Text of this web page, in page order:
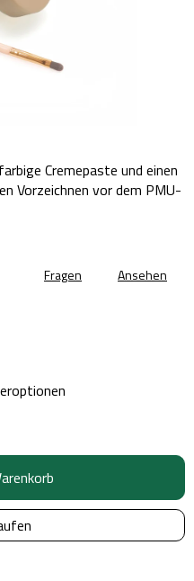
Cremepaste und einen
Vorzeichnen vor dem PMU-
Fragen Ansehen